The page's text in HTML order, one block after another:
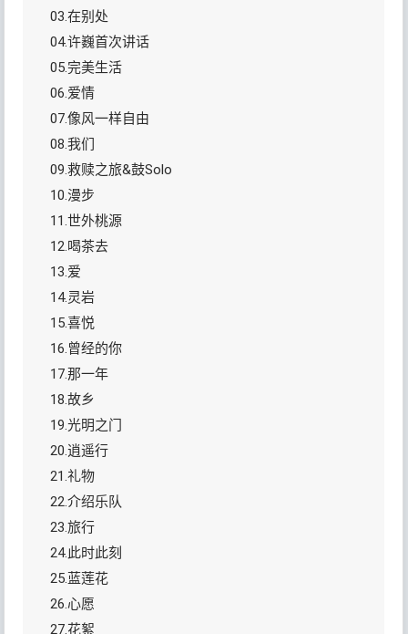
03.在别处
04.许巍首次讲话
05.完美生活
06.爱情
07.像风一样自由
08.我们
09.救赎之旅&鼓Solo
10.漫步
11.世外桃源
12.喝茶去
13.爱
14.灵岩
15.喜悦
16.曾经的你
17.那一年
18.故乡
19.光明之门
20.逍遥行
21.礼物
22.介绍乐队
23.旅行
24.此时此刻
25.蓝莲花
26.心愿
27.花絮